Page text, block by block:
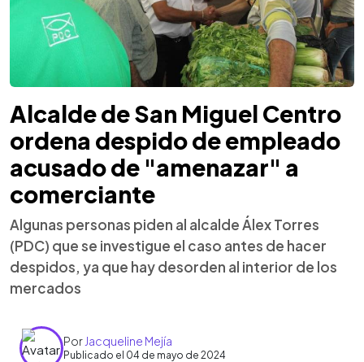
Alcalde de San Miguel Centro
ordena despido de empleado
acusado de "amenazar" a
comerciante
Algunas personas piden al alcalde Álex Torres
(PDC) que se investigue el caso antes de hacer
despidos, ya que hay desorden al interior de los
mercados
Por Jacqueline Mejía
Publicado el 04 de mayo de 2024